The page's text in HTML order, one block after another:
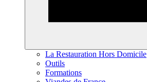
La Restauration Hors Domicile
Outils
Formations